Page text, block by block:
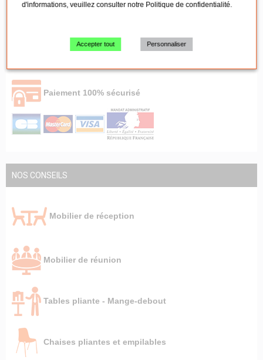
Retrait à l'entrepôt
SAV sous 24h
Paiement 100% sécurisé
NOS CONSEILS
Mobilier de réception
Mobilier de réunion
Tables pliante - Mange-debout
Chaises pliantes et empilables
d'informations, veuillez consulter notre Politique de confidentialité.
Accepter tout Personnaliser